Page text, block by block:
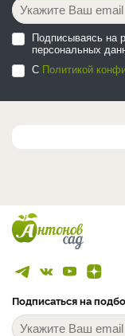
Подписываясь на
персональных
С Политикой
Подписаться на